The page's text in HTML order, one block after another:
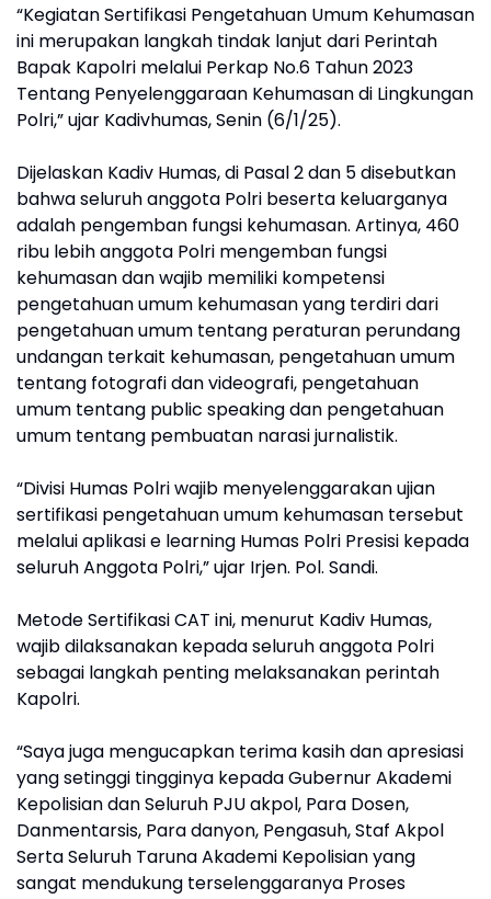
“Kegiatan Sertifikasi Pengetahuan Umum Kehumasan
ini merupakan langkah tindak lanjut dari Perintah
Bapak Kapolri melalui Perkap No.6 Tahun 2023
Tentang Penyelenggaraan Kehumasan di Lingkungan
Polri,” ujar Kadivhumas, Senin (6/1/25).
Dijelaskan Kadiv Humas, di Pasal 2 dan 5 disebutkan
bahwa seluruh anggota Polri beserta keluarganya
adalah pengemban fungsi kehumasan. Artinya, 460
ribu lebih anggota Polri mengemban fungsi
kehumasan dan wajib memiliki kompetensi
pengetahuan umum kehumasan yang terdiri dari
pengetahuan umum tentang peraturan perundang
undangan terkait kehumasan, pengetahuan umum
tentang fotografi dan videografi, pengetahuan
umum tentang public speaking dan pengetahuan
umum tentang pembuatan narasi jurnalistik.
“Divisi Humas Polri wajib menyelenggarakan ujian
sertifikasi pengetahuan umum kehumasan tersebut
melalui aplikasi e learning Humas Polri Presisi kepada
seluruh Anggota Polri,” ujar Irjen. Pol. Sandi.
Metode Sertifikasi CAT ini, menurut Kadiv Humas,
wajib dilaksanakan kepada seluruh anggota Polri
sebagai langkah penting melaksanakan perintah
Kapolri.
“Saya juga mengucapkan terima kasih dan apresiasi
yang setinggi tingginya kepada Gubernur Akademi
Kepolisian dan Seluruh PJU akpol, Para Dosen,
Danmentarsis, Para danyon, Pengasuh, Staf Akpol
Serta Seluruh Taruna Akademi Kepolisian yang
sangat mendukung terselenggaranya Proses